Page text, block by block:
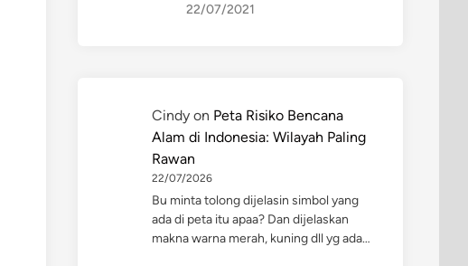
22/07/2021
Cindy on Peta Risiko Bencana
Alam di Indonesia: Wilayah Paling
Rawan
22/07/2026
Bu minta tolong dijelasin simbol yang
ada di peta itu apaa? Dan dijelaskan
makna warna merah, kuning dll yg ada…